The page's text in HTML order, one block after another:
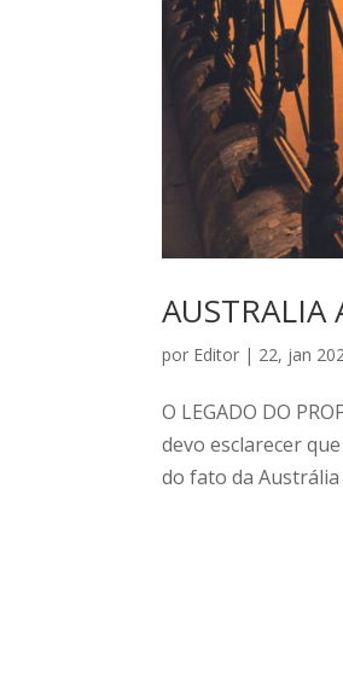
AUSTRALIA
por Editor | 22, jan
O LEGADO DO
devo esclarecer
do fato da